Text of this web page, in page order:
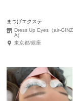
まつげエクステ
Dress Up Eyes（air-GINZ
A)
東京都/銀座